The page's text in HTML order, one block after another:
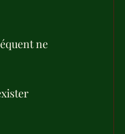
ne